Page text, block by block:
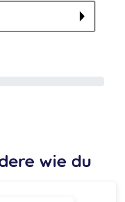
wie du